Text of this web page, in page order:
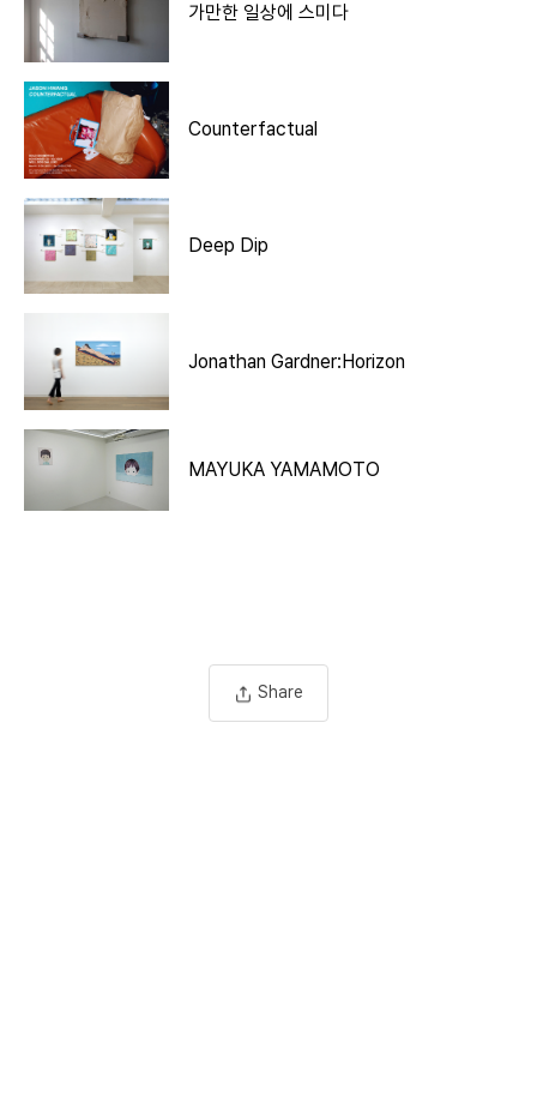
가만한 일상에 스미다
Counterfactual
Deep Dip
Jonathan Gardner:Horizon
MAYUKA YAMAMOTO
Share